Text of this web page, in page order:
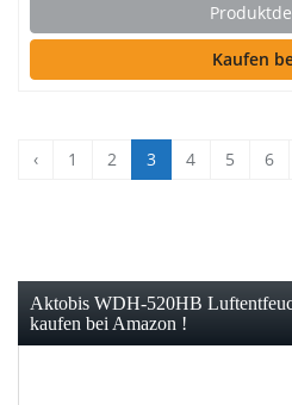
Kaufen
‹ 1 2 3 4 5 6
Aktobis WDH-520HB
kaufen bei Amazon !